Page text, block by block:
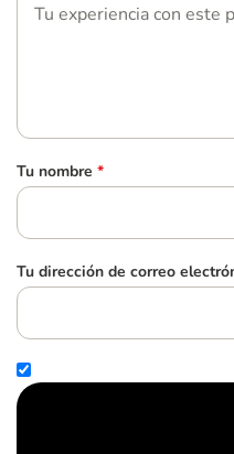
Tu nombre *
Tu dirección de correo